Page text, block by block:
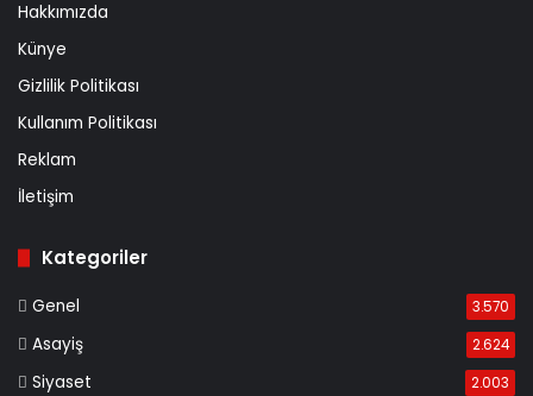
Hakkımızda
Künye
Gizlilik Politikası
Kullanım Politikası
Reklam
İletişim
Kategoriler
Genel 3.570
Asayiş 2.624
Siyaset 2.003